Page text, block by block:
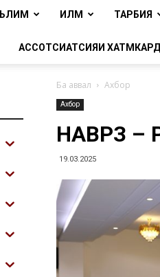
ИЛМ ТАРБИЯ
АССОТСИАТСИЯИ
Ба аввал Ахбор
Ахбор
НАВРӮЗ
19.03.2025